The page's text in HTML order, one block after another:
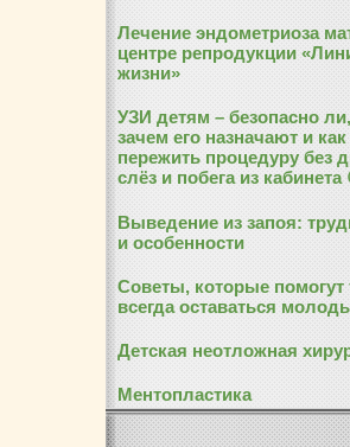
Лечение эндометриоза
центре репродукции
жизни»
УЗИ детям – безопасно ли,
зачем его назначают и как
пережить процедуру без
слёз и побега из кабинета
Выведение из запоя:
и особенности
Советы, которые помогут
всегда оставаться
Детская неотложная
Ментопластика